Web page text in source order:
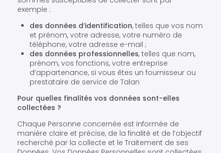
exemple :
des données d’identification, telles que vos nom
et prénom, votre adresse, votre numéro de
téléphone, votre adresse e-mail ;
des données professionnelles, telles que nom,
prénom, vos fonctions, votre entreprise
d’appartenance, si vous êtes un fournisseur ou
prestataire de service de Talan
Pour quelles finalités vos données sont-elles
collectées ?
Chaque Personne concernée est informée de
manière claire et précise, de la finalité et de l’objectif
recherché par la collecte et le Traitement de ses